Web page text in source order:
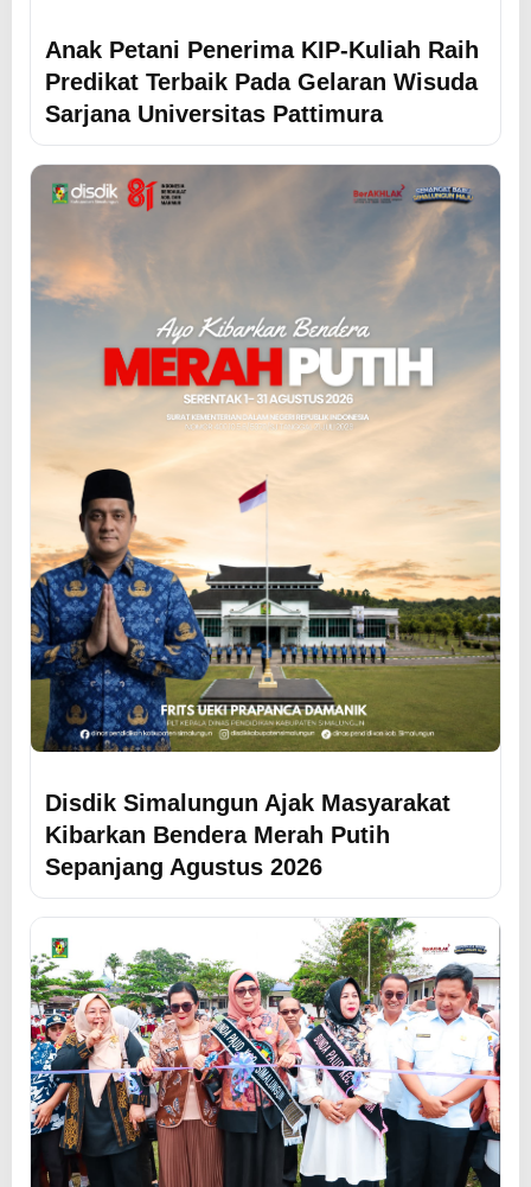
Anak Petani Penerima KIP-Kuliah Raih
Predikat Terbaik Pada Gelaran Wisuda
Sarjana Universitas Pattimura
Disdik Simalungun Ajak Masyarakat
Kibarkan Bendera Merah Putih
Sepanjang Agustus 2026